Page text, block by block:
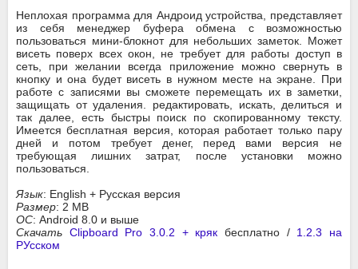
Неплохая программа для Андроид устройства, представляет
из себя менеджер буфера обмена с возможностью
пользоваться мини-блокнот для небольших заметок. Может
висеть поверх всех окон, не требует для работы доступ в
сеть, при желании всегда приложение можно свернуть в
кнопку и она будет висеть в нужном месте на экране. При
работе с записями вы сможете перемещать их в заметки,
защищать от удаления. редактировать, искать, делиться и
так далее, есть быстры поиск по скопированному тексту.
Имеется бесплатная версия, которая работает только пару
дней и потом требует денег, перед вами версия не
требующая лишних затрат, после установки можно
пользоваться.
Язык: English + Русская версия
Размер: 2 MB
ОС: Android 8.0 и выше
Скачать Clipboard Pro 3.0.2 + кряк бесплатно / 1.2.3 на
РУсском